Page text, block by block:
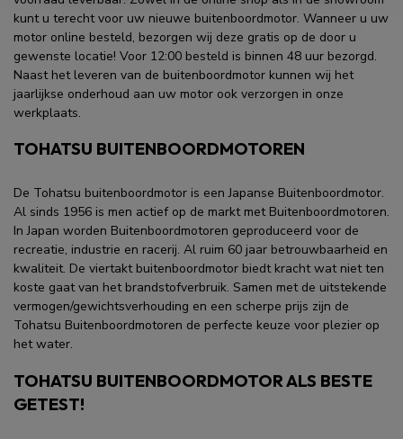
kunt u terecht voor uw nieuwe buitenboordmotor. Wanneer u uw
motor online besteld, bezorgen wij deze gratis op de door u
gewenste locatie! Voor 12:00 besteld is binnen 48 uur bezorgd.
Naast het leveren van de buitenboordmotor kunnen wij het
jaarlijkse onderhoud aan uw motor ook verzorgen in onze
werkplaats.
TOHATSU BUITENBOORDMOTOREN
De Tohatsu buitenboordmotor is een Japanse Buitenboordmotor.
Al sinds 1956 is men actief op de markt met Buitenboordmotoren.
In Japan worden Buitenboordmotoren geproduceerd voor de
recreatie, industrie en racerij. Al ruim 60 jaar betrouwbaarheid en
kwaliteit. De viertakt buitenboordmotor biedt kracht wat niet ten
koste gaat van het brandstofverbruik. Samen met de uitstekende
vermogen/gewichtsverhouding en een scherpe prijs zijn de
Tohatsu Buitenboordmotoren de perfecte keuze voor plezier op
het water.
TOHATSU BUITENBOORDMOTOR ALS BESTE
GETEST!